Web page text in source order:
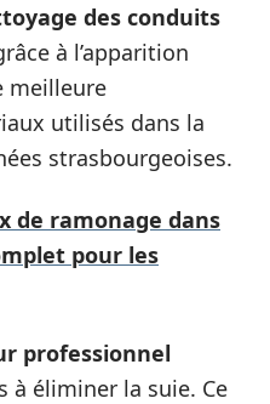
des conduits
à l’apparition
meilleure
utilisés dans la
strasbourgeoises.
de ramonage dans
pour les
professionnel
à éliminer la suie. Ce